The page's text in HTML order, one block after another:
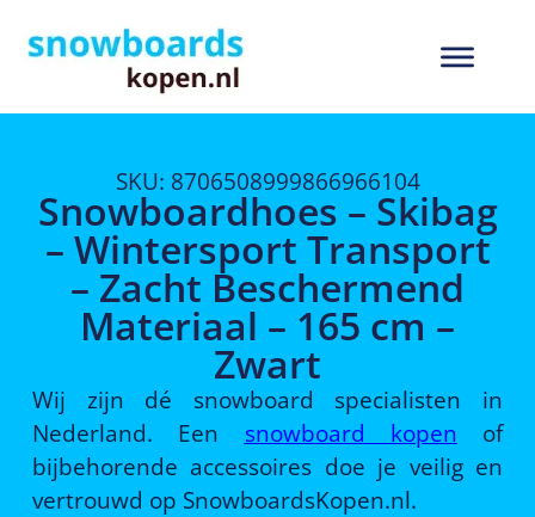
SKU: 8706508999866966104
Snowboardhoes – Skibag
– Wintersport Transport
– Zacht Beschermend
Materiaal – 165 cm –
Zwart
Wij zijn dé snowboard specialisten in
Nederland. Een snowboard kopen of
bijbehorende accessoires doe je veilig en
vertrouwd op SnowboardsKopen.nl.